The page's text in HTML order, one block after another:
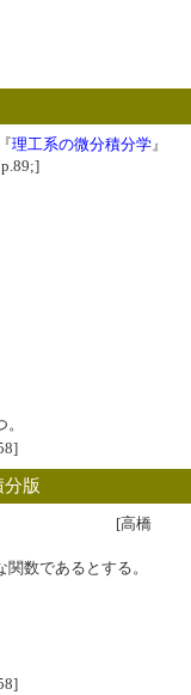
理工系の微分積分学 』
p.89;]
58]
積分版
関数であるとする。
58]